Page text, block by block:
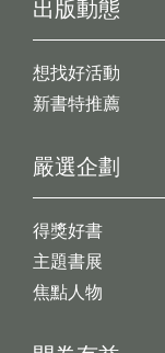
出版動態
想找好活動
新書特推薦
嚴選企劃
得獎好書
主題書展
焦點人物